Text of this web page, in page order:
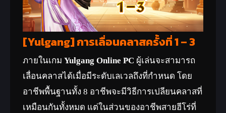
[Yulgang] การเลื่อนคลาสครั้งที่ 1 – 3
ภายในเกม Yulgang Online PC ผู้เล่นจะสามารถ
เลื่อนคลาสได้เมื่อมีระดับเลเวลถึงที่กำหนด โดย
อาชีพพื้นฐานทั้ง 8 อาชีพจะมีวิธีการเปลียนคลาสที่
เหมือนกันทั้งหมด แต่ในส่วนของอาชีพสายฮีโร่ที่